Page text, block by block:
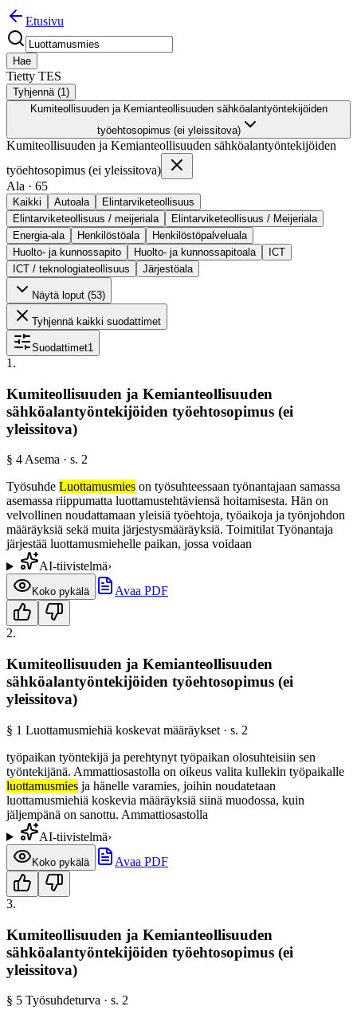
Etusivu
Hae
Tietty TES
Tyhjennä (1)
Kumiteollisuuden ja Kemianteollisuuden sähköalantyöntekijöiden
työehtosopimus (ei yleissitova)
Kumiteollisuuden ja Kemianteollisuuden sähköalantyöntekijöiden
työehtosopimus (ei yleissitova)
Ala · 65
Kaikki Autoala
Elintarviketeollisuus
Elintarviketeollisuus / meijeriala
Elintarviketeollisuus / Meijeriala
Energia-ala
Henkilöstöala
Henkilöstöpalveluala
Huolto- ja kunnossapito
Huolto- ja kunnossapitoala
ICT
ICT / teknologiateollisuus
Järjestöala
Näytä loput (53)
Tyhjennä kaikki suodattimet
Suodattimet1
1 .
Kumiteollisuuden ja Kemianteollisuuden
sähköalantyöntekijöiden työehtosopimus (ei
yleissitova)
§ 4Asema · s. 2
Työsuhde Luottamusmies on työsuhteessaan työnantajaan samassa
asemassa riippumatta luottamustehtäviensä hoitamisesta. Hän on
velvollinen noudattamaan yleisiä työehtoja, työaikoja ja työnjohdon
määräyksiä sekä muita järjestysmääräyksiä. Toimitilat Työnantaja
järjestää luottamusmiehelle paikan, jossa voidaan
AI-tiivistelmä›
Koko pykälä Avaa PDF
2.
Kumiteollisuuden ja Kemianteollisuuden
sähköalantyöntekijöiden työehtosopimus (ei
yleissitova)
§ 1 Luottamusmiehiä koskevat määräykset · s. 2
työpaikan työntekijä ja perehtynyt työpaikan olosuhteisiin sen
työntekijänä. Ammattiosastolla on oikeus valita kullekin työpaikalle
luottamusmies ja hänelle varamies, joihin noudatetaan
luottamusmiehiä koskevia määräyksiä siinä muodossa, kuin
jäljempänä on sanottu. Ammattiosastolla
AI-tiivistelmä›
Koko pykälä Avaa PDF
3.
Kumiteollisuuden ja Kemianteollisuuden
sähköalantyöntekijöiden työehtosopimus (ei
yleissitova)
§ 5 Työsuhdeturva · s. 2